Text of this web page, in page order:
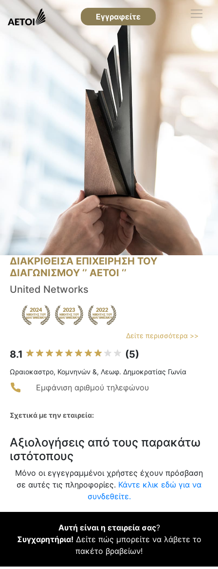
Εγγραφείτε
ΔΙΑΚΡΙΘΕΙΣΑ ΕΠΙΧΕΙΡΗΣΗ ΤΟΥ
ΔΙΑΓΩΝΙΣΜΟΥ ‘’ ΑΕΤΟΙ ‘’
United Networks
Δείτε περισσότερα >>
8.1 (5)
Ωραιοκαστρο, Κομνηνών &, Λεωφ. Δημοκρατίας Γωνία
Εμφάνιση αριθμού τηλεφώνου
Σχετικά με την εταιρεία:
Αξιολογήσεις από τους παρακάτω
ιστότοπους
Μόνο οι εγγεγραμμένοι χρήστες έχουν πρόσβαση
σε αυτές τις πληροφορίες. Κάντε κλικ εδώ για να
συνδεθείτε.
Αυτή είναι η εταιρεία σας?
Συγχαρητήρια! Δείτε πώς μπορείτε να λάβετε το
πακέτο βραβείων!